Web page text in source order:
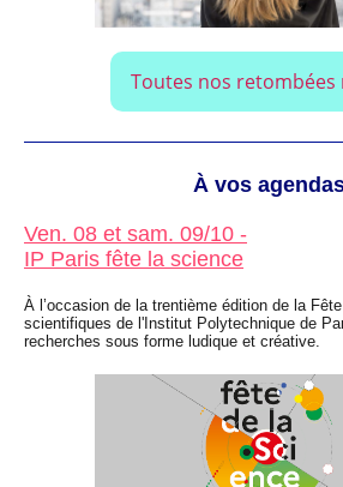
Toutes nos retombées
À vos
Ven. 08 et sam. 09/10 -
IP Paris fête la science
À l’occasion de la trentième édition de la
scientifiques de l'Institut Polytechnique de
recherches sous forme ludique et créative.